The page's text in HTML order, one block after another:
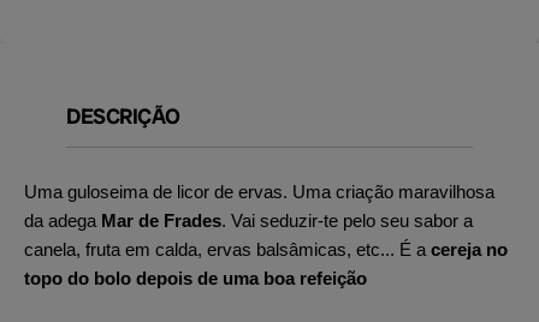
DESCRIÇÃO
Uma guloseima de licor de ervas. Uma criação maravilhosa
da adega Mar de Frades. Vai seduzir-te pelo seu sabor a
canela, fruta em calda, ervas balsâmicas, etc... É a cereja no
topo do bolo depois de uma boa refeição